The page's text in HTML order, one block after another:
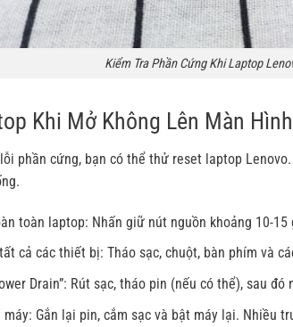
Kiểm Tra Phần Cứng Khi Laptop
Khi Mở Không Lên Màn
phần cứng, bạn có thể thử reset laptop
toàn laptop: Nhấn giữ nút nguồn khoảng 10-
cả các thiết bị: Tháo sạc, chuột, bàn phím và
Drain”: Rút sạc, tháo pin (nếu có thể), sau
máy: Gắn lại pin, cắm sạc và bật máy lại. Nhiều